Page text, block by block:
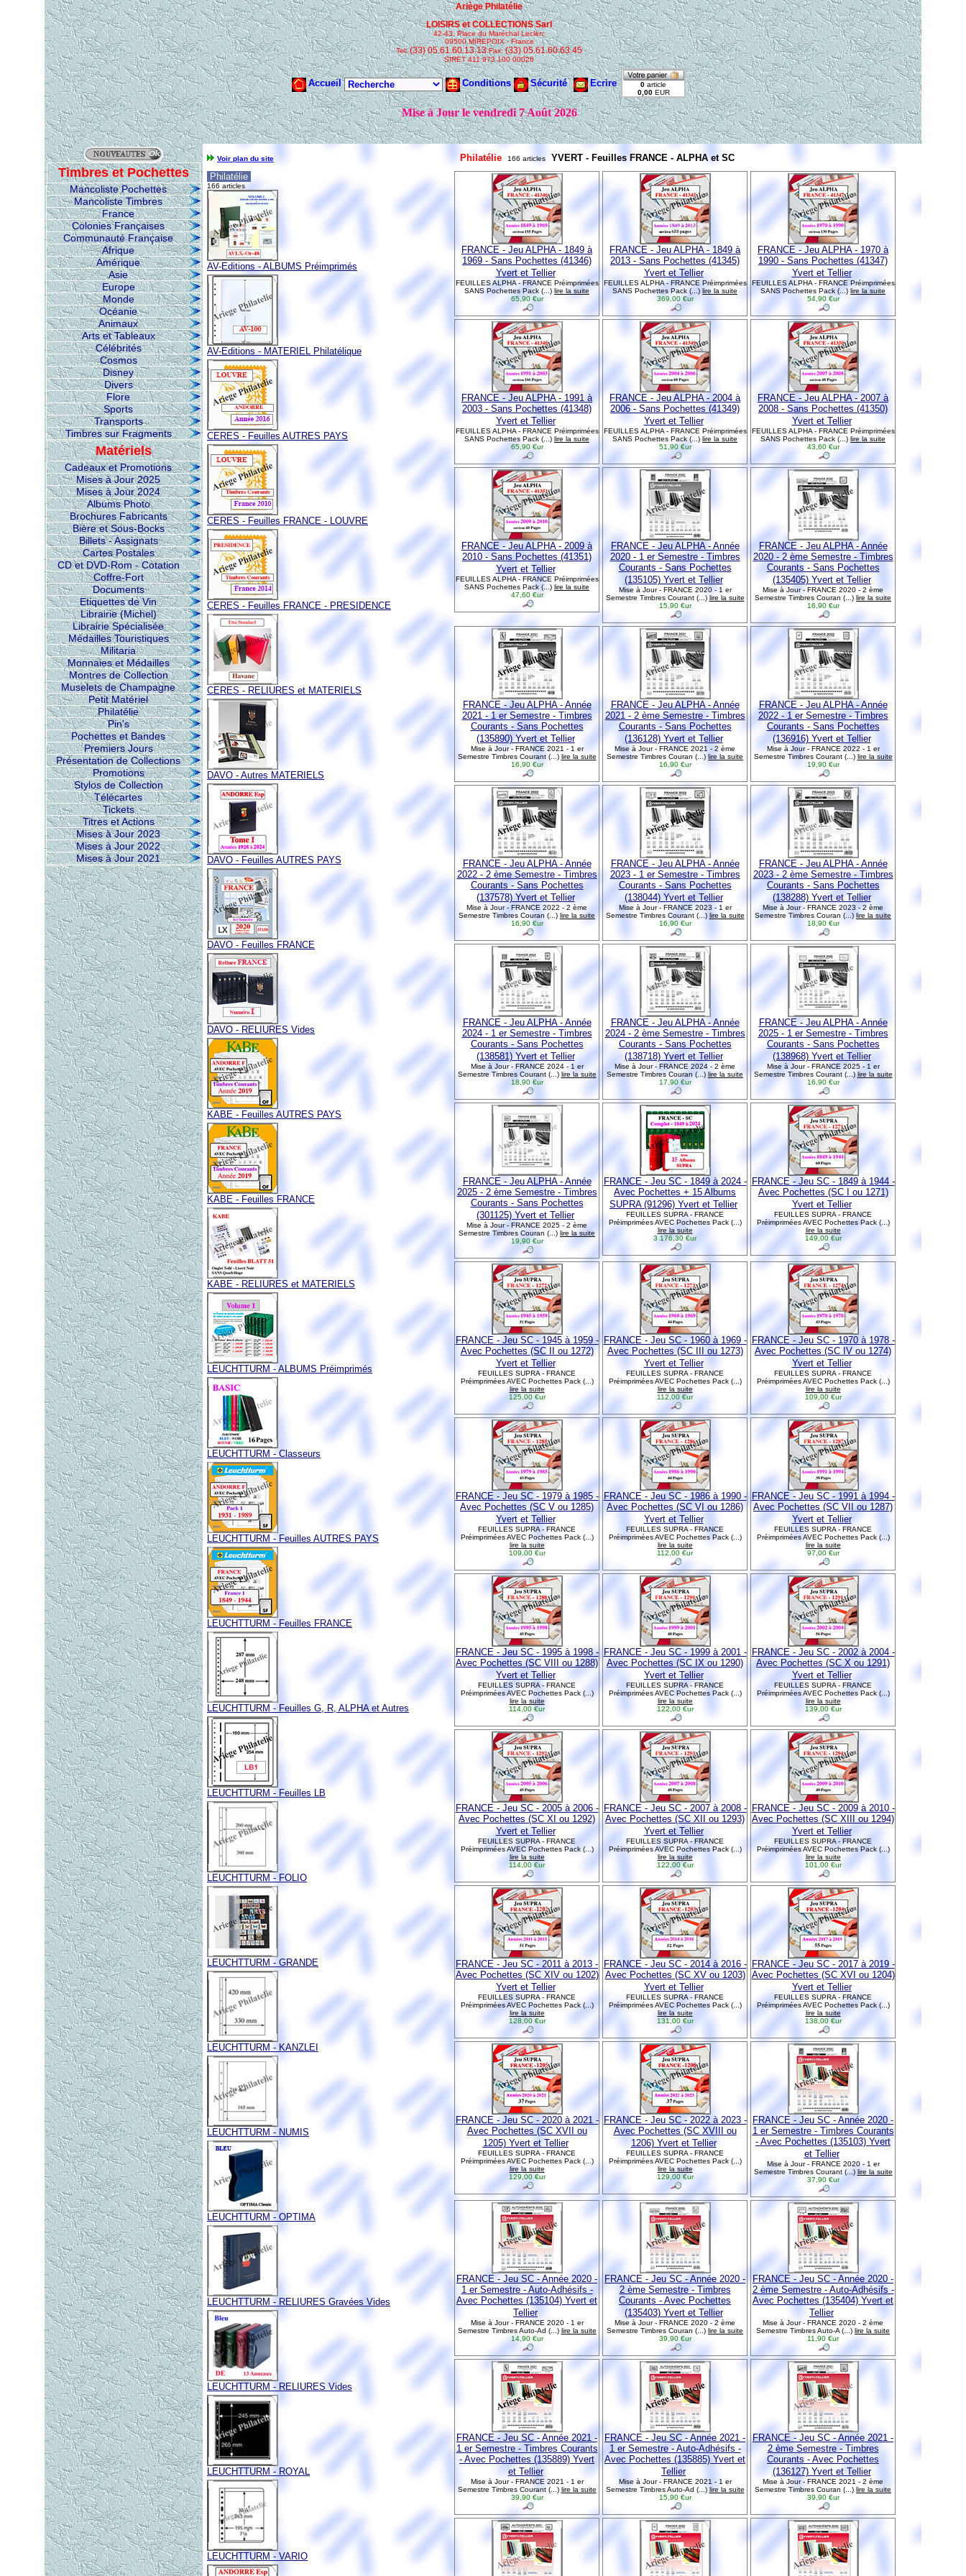
Timbres et Pochettes
Mancoliste Pochettes
Mancoliste Timbres
France
Colonies Françaises
Communauté Française
Afrique
Amérique
Asie
Europe
Monde
Océanie
Animaux
Arts et Tableaux
Célébrités
Cosmos
Disney
Divers
Flore
Sports
Transports
Timbres sur Fragments
Matériels
Cadeaux et Promotions
Mises à Jour 2025
Mises à Jour 2024
Albums Photo
Brochures Fabricants
Bière et Sous-Bocks
Billets - Assignats
Cartes Postales
CD et DVD-Rom - Cotation
Coffre-Fort
Documents
Etiquettes de Vin
Librairie (Michel)
Librairie Spécialisée
Médailles Touristiques
Militaria
Monnaies et Médailles
Montres de Collection
Muselets de Champagne
Petit Matériel
Philatélie
Pin's
Pochettes et Bandes
Premiers Jours
Présentation de Collections
Promotions
Stylos de Collection
Télécartes
Tickets
Titres et Actions
Mises à Jour 2023
Mises à Jour 2022
Mises à Jour 2021
Voir plan du site Philatélie 166 articles
YVERT - Feuilles FRANCE - ALPHA et SC
Philatélie
166 articles
AV-Editions - ALBUMS Préimprimés
AV-Editions - MATERIEL Philatélique
CERES - Feuilles AUTRES PAYS
CERES - Feuilles FRANCE - LOUVRE
CERES - Feuilles FRANCE - PRESIDENCE
CERES - RELIURES et MATERIELS
DAVO - Autres MATERIELS
DAVO - Feuilles AUTRES PAYS
DAVO - Feuilles FRANCE
DAVO - RELIURES Vides
KABE - Feuilles AUTRES PAYS
KABE - Feuilles FRANCE
KABE - RELIURES et MATERIELS
LEUCHTTURM - ALBUMS Préimprimés
LEUCHTTURM - Classeurs
LEUCHTTURM - Feuilles AUTRES PAYS
LEUCHTTURM - Feuilles FRANCE
LEUCHTTURM - Feuilles G, R, ALPHA et Autres
LEUCHTTURM - Feuilles LB
LEUCHTTURM - FOLIO
LEUCHTTURM - GRANDE
LEUCHTTURM - KANZLEI
LEUCHTTURM - NUMIS
LEUCHTTURM - OPTIMA
LEUCHTTURM - RELIURES Gravées Vides
LEUCHTTURM - RELIURES Vides
LEUCHTTURM - ROYAL
LEUCHTTURM - VARIO
FRANCE - Jeu ALPHA - 1849 à
1969 - Sans Pochettes (41346)
Yvert et Tellier
FEUILLES ALPHA - FRANCE Préimprimées
SANS Pochettes Pack (...) lire la suite
65,90 €ur
FRANCE - Jeu ALPHA - 1849 à
2013 - Sans Pochettes (41345)
Yvert et Tellier
FEUILLES ALPHA - FRANCE Préimprimées
SANS Pochettes Pack (...) lire la suite
369,00 €ur
FRANCE - Jeu ALPHA - 1970 à
1990 - Sans Pochettes (41347)
Yvert et Tellier
FEUILLES ALPHA - FRANCE Préimprimées
SANS Pochettes Pack (...) lire la suite
54,90 €ur
FRANCE - Jeu ALPHA - 1991 à
2003 - Sans Pochettes (41348)
Yvert et Tellier
FEUILLES ALPHA - FRANCE Préimprimées
SANS Pochettes Pack (...) lire la suite
65,90 €ur
FRANCE - Jeu ALPHA - 2004 à
2006 - Sans Pochettes (41349)
Yvert et Tellier
FEUILLES ALPHA - FRANCE Préimprimées
SANS Pochettes Pack (...) lire la suite
51,90 €ur
FRANCE - Jeu ALPHA - 2007 à
2008 - Sans Pochettes (41350)
Yvert et Tellier
FEUILLES ALPHA - FRANCE Préimprimées
SANS Pochettes Pack (...) lire la suite
43,60 €ur
FRANCE - Jeu ALPHA - 2009 à
2010 - Sans Pochettes (41351)
Yvert et Tellier
FEUILLES ALPHA - FRANCE Préimprimées
SANS Pochettes Pack (...) lire la suite
47,60 €ur
FRANCE - Jeu ALPHA - Année
2020 - 1 er Semestre - Timbres
Courants - Sans Pochettes
(135105) Yvert et Tellier
Mise à Jour - FRANCE 2020 - 1 er
Semestre Timbres Courant (...) lire la suite
15,90 €ur
FRANCE - Jeu ALPHA - Année
2020 - 2 ème Semestre - Timbres
Courants - Sans Pochettes
(135405) Yvert et Tellier
Mise à Jour - FRANCE 2020 - 2 ème
Semestre Timbres Couran (...) lire la suite
16,90 €ur
FRANCE - Jeu ALPHA - Année
2021 - 1 er Semestre - Timbres
Courants - Sans Pochettes
(135890) Yvert et Tellier
Mise à Jour - FRANCE 2021 - 1 er
Semestre Timbres Courant (...) lire la suite
16,90 €ur
FRANCE - Jeu ALPHA - Année
2021 - 2 ème Semestre - Timbres
Courants - Sans Pochettes
(136128) Yvert et Tellier
Mise à Jour - FRANCE 2021 - 2 ème
Semestre Timbres Couran (...) lire la suite
16,90 €ur
FRANCE - Jeu ALPHA - Année
2022 - 1 er Semestre - Timbres
Courants - Sans Pochettes
(136916) Yvert et Tellier
Mise à Jour - FRANCE 2022 - 1 er
Semestre Timbres Courant (...) lire la suite
19,90 €ur
FRANCE - Jeu ALPHA - Année
2022 - 2 ème Semestre - Timbres
Courants - Sans Pochettes
(137578) Yvert et Tellier
Mise à Jour - FRANCE 2022 - 2 ème
Semestre Timbres Couran (...) lire la suite
16,90 €ur
FRANCE - Jeu ALPHA - Année
2023 - 1 er Semestre - Timbres
Courants - Sans Pochettes
(138044) Yvert et Tellier
Mise à Jour - FRANCE 2023 - 1 er
Semestre Timbres Courant (...) lire la suite
16,90 €ur
FRANCE - Jeu ALPHA - Année
2023 - 2 ème Semestre - Timbres
Courants - Sans Pochettes
(138288) Yvert et Tellier
Mise à Jour - FRANCE 2023 - 2 ème
Semestre Timbres Couran (...) lire la suite
18,90 €ur
FRANCE - Jeu ALPHA - Année
2024 - 1 er Semestre - Timbres
Courants - Sans Pochettes
(138581) Yvert et Tellier
Mise à Jour - FRANCE 2024 - 1 er
Semestre Timbres Courant (...) lire la suite
18,90 €ur
FRANCE - Jeu ALPHA - Année
2024 - 2 ème Semestre - Timbres
Courants - Sans Pochettes
(138718) Yvert et Tellier
Mise à Jour - FRANCE 2024 - 2 ème
Semestre Timbres Couran (...) lire la suite
17,90 €ur
FRANCE - Jeu ALPHA - Année
2025 - 1 er Semestre - Timbres
Courants - Sans Pochettes
(138968) Yvert et Tellier
Mise à Jour - FRANCE 2025 - 1 er
Semestre Timbres Courant (...) lire la suite
16,90 €ur
FRANCE - Jeu ALPHA - Année
2025 - 2 ème Semestre - Timbres
Courants - Sans Pochettes
(301125) Yvert et Tellier
Mise à Jour - FRANCE 2025 - 2 ème
Semestre Timbres Couran (...) lire la suite
19,90 €ur
FRANCE - Jeu SC - 1849 à 2024 -
Avec Pochettes + 15 Albums
SUPRA (91296) Yvert et Tellier
FEUILLES SUPRA - FRANCE
Préimprimées AVEC Pochettes Pack (...)
lire la suite
3 176,30 €ur
FRANCE - Jeu SC - 1849 à 1944 -
Avec Pochettes (SC I ou 1271)
Yvert et Tellier
FEUILLES SUPRA - FRANCE
Préimprimées AVEC Pochettes Pack (...)
lire la suite
149,00 €ur
FRANCE - Jeu SC - 1945 à 1959 -
Avec Pochettes (SC II ou 1272)
Yvert et Tellier
FEUILLES SUPRA - FRANCE
Préimprimées AVEC Pochettes Pack (...)
lire la suite
125,00 €ur
FRANCE - Jeu SC - 1960 à 1969 -
Avec Pochettes (SC III ou 1273)
Yvert et Tellier
FEUILLES SUPRA - FRANCE
Préimprimées AVEC Pochettes Pack (...)
lire la suite
112,00 €ur
FRANCE - Jeu SC - 1970 à 1978 -
Avec Pochettes (SC IV ou 1274)
Yvert et Tellier
FEUILLES SUPRA - FRANCE
Préimprimées AVEC Pochettes Pack (...)
lire la suite
109,00 €ur
FRANCE - Jeu SC - 1979 à 1985 -
Avec Pochettes (SC V ou 1285)
Yvert et Tellier
FEUILLES SUPRA - FRANCE
Préimprimées AVEC Pochettes Pack (...)
lire la suite
109,00 €ur
FRANCE - Jeu SC - 1986 à 1990 -
Avec Pochettes (SC VI ou 1286)
Yvert et Tellier
FEUILLES SUPRA - FRANCE
Préimprimées AVEC Pochettes Pack (...)
lire la suite
112,00 €ur
FRANCE - Jeu SC - 1991 à 1994 -
Avec Pochettes (SC VII ou 1287)
Yvert et Tellier
FEUILLES SUPRA - FRANCE
Préimprimées AVEC Pochettes Pack (...)
lire la suite
97,00 €ur
FRANCE - Jeu SC - 1995 à 1998 -
Avec Pochettes (SC VIII ou 1288)
Yvert et Tellier
FEUILLES SUPRA - FRANCE
Préimprimées AVEC Pochettes Pack (...)
lire la suite
114,00 €ur
FRANCE - Jeu SC - 1999 à 2001 -
Avec Pochettes (SC IX ou 1290)
Yvert et Tellier
FEUILLES SUPRA - FRANCE
Préimprimées AVEC Pochettes Pack (...)
lire la suite
122,00 €ur
FRANCE - Jeu SC - 2002 à 2004 -
Avec Pochettes (SC X ou 1291)
Yvert et Tellier
FEUILLES SUPRA - FRANCE
Préimprimées AVEC Pochettes Pack (...)
lire la suite
139,00 €ur
FRANCE - Jeu SC - 2005 à 2006 -
Avec Pochettes (SC XI ou 1292)
Yvert et Tellier
FEUILLES SUPRA - FRANCE
Préimprimées AVEC Pochettes Pack (...)
lire la suite
114,00 €ur
FRANCE - Jeu SC - 2007 à 2008 -
Avec Pochettes (SC XII ou 1293)
Yvert et Tellier
FEUILLES SUPRA - FRANCE
Préimprimées AVEC Pochettes Pack (...)
lire la suite
122,00 €ur
FRANCE - Jeu SC - 2009 à 2010 -
Avec Pochettes (SC XIII ou 1294)
Yvert et Tellier
FEUILLES SUPRA - FRANCE
Préimprimées AVEC Pochettes Pack (...)
lire la suite
101,00 €ur
FRANCE - Jeu SC - 2011 à 2013 -
Avec Pochettes (SC XIV ou 1202)
Yvert et Tellier
FEUILLES SUPRA - FRANCE
Préimprimées AVEC Pochettes Pack (...)
lire la suite
128,00 €ur
FRANCE - Jeu SC - 2014 à 2016 -
Avec Pochettes (SC XV ou 1203)
Yvert et Tellier
FEUILLES SUPRA - FRANCE
Préimprimées AVEC Pochettes Pack (...)
lire la suite
131,00 €ur
FRANCE - Jeu SC - 2017 à 2019 -
Avec Pochettes (SC XVI ou 1204)
Yvert et Tellier
FEUILLES SUPRA - FRANCE
Préimprimées AVEC Pochettes Pack (...)
lire la suite
138,00 €ur
FRANCE - Jeu SC - 2020 à 2021 -
Avec Pochettes (SC XVII ou
1205) Yvert et Tellier
FEUILLES SUPRA - FRANCE
Préimprimées AVEC Pochettes Pack (...)
lire la suite
129,00 €ur
FRANCE - Jeu SC - 2022 à 2023 -
Avec Pochettes (SC XVIII ou
1206) Yvert et Tellier
FEUILLES SUPRA - FRANCE
Préimprimées AVEC Pochettes Pack (...)
lire la suite
129,00 €ur
FRANCE - Jeu SC - Année 2020 -
1 er Semestre - Timbres Courants
- Avec Pochettes (135103) Yvert
et Tellier
Mise à Jour - FRANCE 2020 - 1 er
Semestre Timbres Courant (...) lire la suite
37,90 €ur
FRANCE - Jeu SC - Année 2020 -
1 er Semestre - Auto-Adhésifs -
Avec Pochettes (135104) Yvert et
Tellier
Mise à Jour - FRANCE 2020 - 1 er
Semestre Timbres Auto-Ad (...) lire la suite
14,90 €ur
FRANCE - Jeu SC - Année 2020 -
2 ème Semestre - Timbres
Courants - Avec Pochettes
(135403) Yvert et Tellier
Mise à Jour - FRANCE 2020 - 2 ème
Semestre Timbres Couran (...) lire la suite
39,90 €ur
FRANCE - Jeu SC - Année 2020 -
2 ème Semestre - Auto-Adhésifs -
Avec Pochettes (135404) Yvert et
Tellier
Mise à Jour - FRANCE 2020 - 2 ème
Semestre Timbres Auto-A (...) lire la suite
11,90 €ur
FRANCE - Jeu SC - Année 2021 -
1 er Semestre - Timbres Courants
- Avec Pochettes (135889) Yvert
et Tellier
Mise à Jour - FRANCE 2021 - 1 er
Semestre Timbres Courant (...) lire la suite
39,90 €ur
FRANCE - Jeu SC - Année 2021 -
1 er Semestre - Auto-Adhésifs -
Avec Pochettes (135885) Yvert et
Tellier
Mise à Jour - FRANCE 2021 - 1 er
Semestre Timbres Auto-Ad (...) lire la suite
15,90 €ur
FRANCE - Jeu SC - Année 2021 -
2 ème Semestre - Timbres
Courants - Avec Pochettes
(136127) Yvert et Tellier
Mise à Jour - FRANCE 2021 - 2 ème
Semestre Timbres Couran (...) lire la suite
39,90 €ur